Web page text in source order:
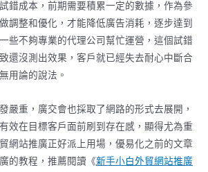
錯成本，前期需要積累一定的數據，作為參
調整和優化，才能降低廣告消耗，逐步達到
些不夠專業的代理公司幫忙運營，這個試錯
還沒測出效果，客戶就已經失去耐心中斷合
用論的說法。
嚴重，廣交會也採取了網路的形式去展開，
效在目標客戶面前刷到存在感，顯得尤為重
網站推廣正好派上用場，優易化之前的文章
的教程，推薦閱讀《新手小白外貿網站推廣